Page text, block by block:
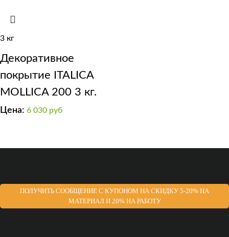
3 кг
Декоративное
покрытие ITALICA
MOLLICA 200 3 кг.
Цена: 6 030 руб
ПОЛУЧИТЬ СООБЩЕНИЕ С КУПОНОМ НА СКИДКУ 5-20% НА
МАТЕРИАЛ И 20% НА РАБОТУ